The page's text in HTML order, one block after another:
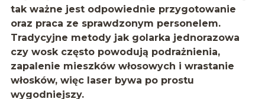
tak ważne jest odpowiednie przygotowanie
oraz praca ze sprawdzonym personelem.
Tradycyjne metody jak golarka jednorazowa
czy wosk często powodują podrażnienia,
zapalenie mieszków włosowych i wrastanie
włosków, więc laser bywa po prostu
wygodniejszy.